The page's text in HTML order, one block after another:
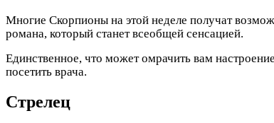
Многие Скорпионы на этой неделе получат
романа, который станет всеобщей сенсацией.
Единственное, что может омрачить вам
посетить врача.
Стрелец